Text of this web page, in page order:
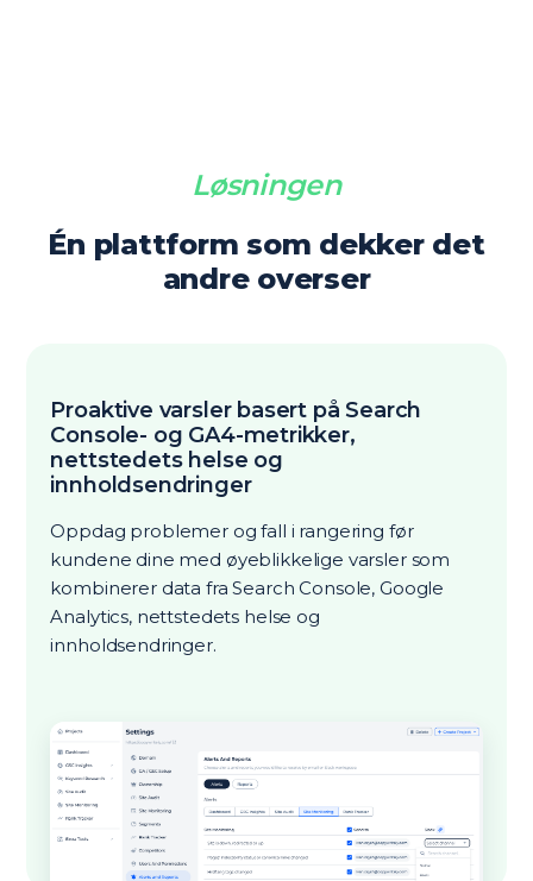
Løsningen
Én plattform som dekker det
andre overser
Proaktive varsler basert på Search
Console- og GA4-metrikker,
nettstedets helse og
innholdsendringer
Oppdag problemer og fall i rangering før
kundene dine med øyeblikkelige varsler som
kombinerer data fra Search Console, Google
Analytics, nettstedets helse og
innholdsendringer.